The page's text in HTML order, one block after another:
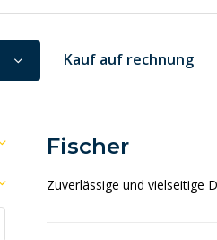
Kauf auf rechnung
Fischer
Zuverlässige und vielseitige